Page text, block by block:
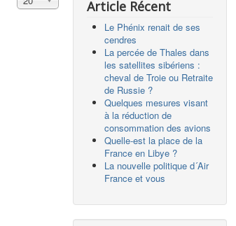
Article Récent
Le Phénix renait de ses
cendres
La percée de Thales dans
les satellites sibériens :
cheval de Troie ou Retraite
de Russie ?
Quelques mesures visant
à la réduction de
consommation des avions
Quelle-est la place de la
France en Libye ?
La nouvelle politique d´Air
France et vous